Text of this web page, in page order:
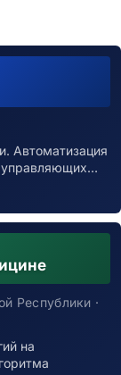
Автоматизация
управляющих…
Республики ·
на